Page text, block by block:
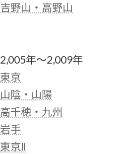
吉野山・高野山
2,005年～2,009年
東京
山陰・山陽
高千穂・九州
岩手
東京Ⅱ